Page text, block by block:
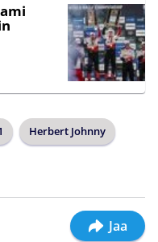
Herbert Johnny
Jaa